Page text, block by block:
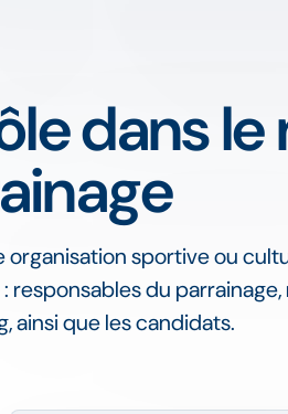
dans
organisation sportive ou
du
ainsi que les candidats.